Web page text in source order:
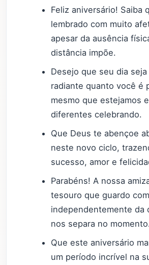
Feliz aniversário! Saiba
lembrado com muito
apesar da ausência
distância impõe.
Desejo que seu dia
radiante quanto você é
mesmo que estejamos
diferentes celebrando.
Que Deus te abençoe
neste novo ciclo,
sucesso, amor e
Parabéns! A nossa
tesouro que guardo
independentemente da
nos separa no
Que este aniversário
um período incrível na